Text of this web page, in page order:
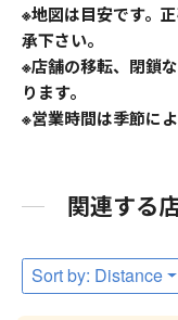
※地図は目安です。
承下さい。
※店舗の移転、閉鎖
ります。
※営業時間は季節に
関連する
Sort by: Distance